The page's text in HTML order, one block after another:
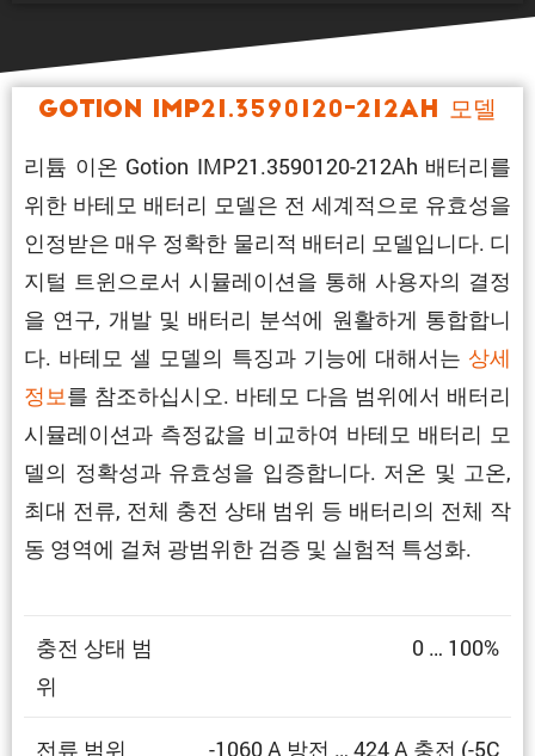
Gotion IMP21.3590120-212Ah 모델
리튬 이온 Gotion IMP21.3590120-212Ah 배터리를
위한 바테모 배터리 모델은 전 세계적으로 유효성을
인정받은 매우 정확한 물리적 배터리 모델입니다. 디
지털 트윈으로서 시뮬레이션을 통해 사용자의 결정
을 연구, 개발 및 배터리 분석에 원활하게 통합합니
다. 바테모 셀 모델의 특징과 기능에 대해서는 상세
정보를 참조하십시오. 바테모 다음 범위에서 배터리
시뮬레이션과 측정값을 비교하여 바테모 배터리 모
델의 정확성과 유효성을 입증합니다. 저온 및 고온,
최대 전류, 전체 충전 상태 범위 등 배터리의 전체 작
동 영역에 걸쳐 광범위한 검증 및 실험적 특성화.
충전 상태 범
위
0 … 100%
전류 범위 -1060 A 방전 … 424 A 충전 (-5C